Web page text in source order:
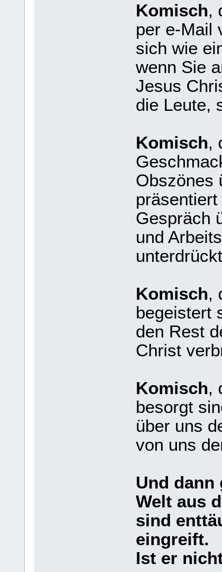
Komisch,
per e-Mail
sich wie
wenn Sie
Jesus
die Leute,
Komisch,
Obszönes
Gespräch
und
Komisch,
begeistert
den Rest
Christ
Komisch,
besorgt
über uns
von uns
Und dann
Welt aus
sind
eingreift.
Ist er